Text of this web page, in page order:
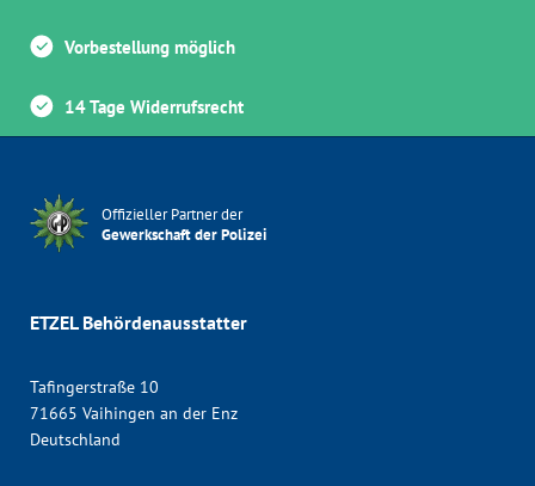
Vorbestellung möglich
14 Tage Widerrufsrecht
Offizieller Partner der
Gewerkschaft der Polizei
ETZEL Behördenausstatter
Tafingerstraße 10
71665 Vaihingen an der Enz
Deutschland